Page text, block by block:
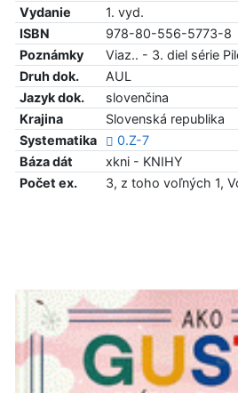
Vydanie
1. vyd.
ISBN
978-80-556-5773-8
Poznámky
Viaz.. - 3. diel série
Druh dok.
AUL
Jazyk dok.
slovenčina
Krajina
Slovenská republika
Systematika
0.Z-7
Báza dát
xkni - KNIHY
Počet ex.
3, z toho voľných 1,